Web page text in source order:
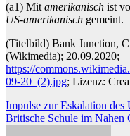
(a1) Mitamerikanisch ist
US-amerikanisch gemeint.
(Titelbild) Bank Junction,
(Wikimedia); 20.09.2020;
https://
09-20_(2).jpg; Lizenz:
Impulse zur Eskalation des
Britische Schule im Nahen